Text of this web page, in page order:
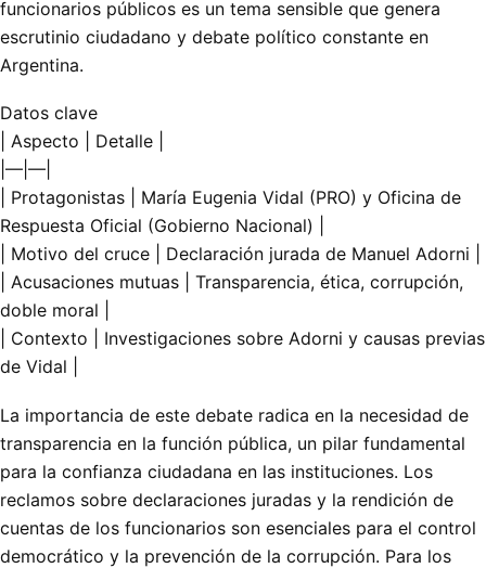
funcionarios públicos es un tema sensible que genera
escrutinio ciudadano y debate político constante en
Argentina.
Datos clave
| Aspecto | Detalle |
|—|—|
| Protagonistas | María Eugenia Vidal (PRO) y Oficina de
Respuesta Oficial (Gobierno Nacional) |
| Motivo del cruce | Declaración jurada de Manuel Adorni |
| Acusaciones mutuas | Transparencia, ética, corrupción,
doble moral |
| Contexto | Investigaciones sobre Adorni y causas previas
de Vidal |
La importancia de este debate radica en la necesidad de
transparencia en la función pública, un pilar fundamental
para la confianza ciudadana en las instituciones. Los
reclamos sobre declaraciones juradas y la rendición de
cuentas de los funcionarios son esenciales para el control
democrático y la prevención de la corrupción. Para los